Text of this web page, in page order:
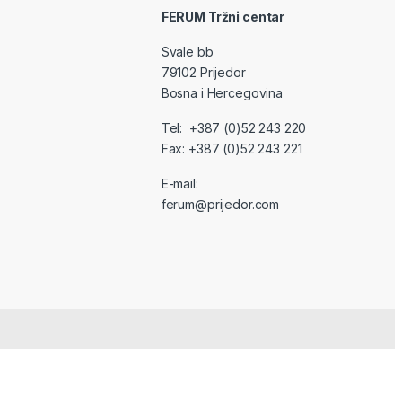
FERUM Tržni centar
Svale bb
79102 Prijedor
Bosna i Hercegovina
Tel: +387 (0)52 243 220
Fax: +387 (0)52 243 221
E-mail:
ferum@prijedor.com